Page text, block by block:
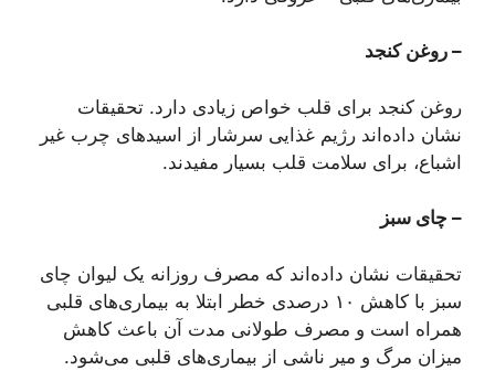
– روغن کنجد
روغن کنجد برای قلب خواص زیادی دارد. تحقیقات
نشان داده‌اند رژیم غذایی سرشار از اسیدهای چرب غیر
اشباع، برای سلامت قلب بسیار مفیدند.
– چای سبز
تحقیقات نشان داده‌اند که مصرف روزانه یک لیوان چای
سبز با کاهش ۱۰ درصدی خطر ابتلا به بیماری‌های قلبی
همراه است و مصرف طولانی مدت آن باعث کاهش
میزان مرگ و میر ناشی از بیماری‌های قلبی می‌شود.